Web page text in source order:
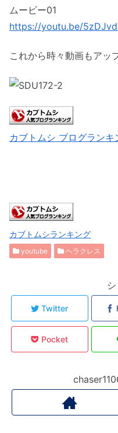
ムービー01
https://youtu.be/
これから時々動画もアッ
カブトムシ ブログランキ
カブトムシランキング
youtube ヘラクレス
Twitter
Pocket